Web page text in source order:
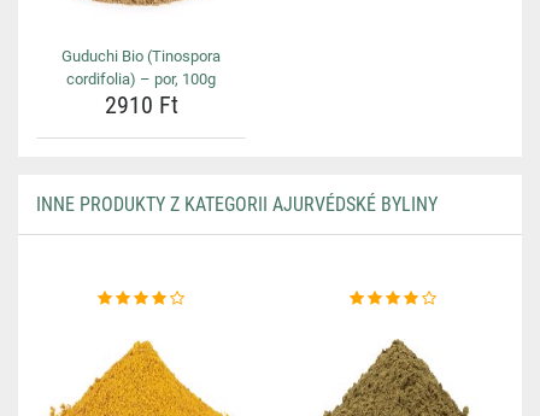
Guduchi Bio (Tinospora
cordifolia) – por, 100g
2910 Ft
INNE PRODUKTY Z KATEGORII AJURVÉDSKÉ BYLINY